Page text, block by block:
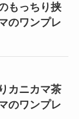
もっちり挟
のワンプレ
カニカマ茶
のワンプレ